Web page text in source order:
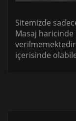
Sitemizde
Masaj
içerisinde